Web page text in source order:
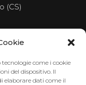
come i cookie
del dispositivo. Il
elaborare dati come il
(CS)